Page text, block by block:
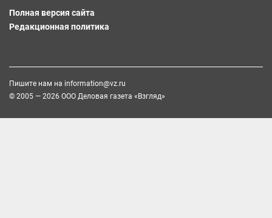
Полная версия сайта
Редакционная политика
Пишите нам на information@vz.ru
© 2005 — 2026 ООО Деловая газета «Взгляд»